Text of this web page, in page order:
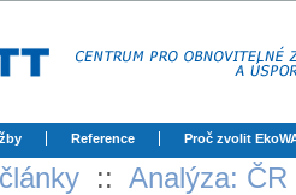
Reference Proč zvolit
:: Analýza: